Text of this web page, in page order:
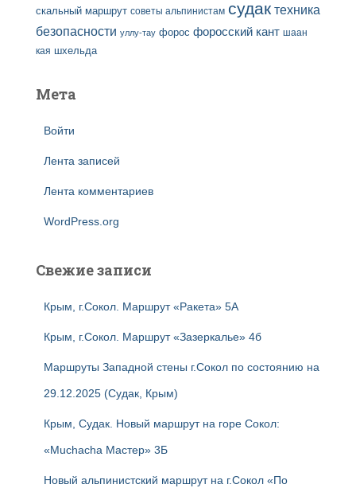
скальный маршрут советы альпинистам судак техника
безопасности уллу-тау форос форосский кант шаан
кая шхельда
Мета
Войти
Лента записей
Лента комментариев
WordPress.org
Свежие записи
Крым, г.Сокол. Маршрут «Ракета» 5А
Крым, г.Сокол. Маршрут «Зазеркалье» 4б
Маршруты Западной стены г.Сокол по состоянию на
29.12.2025 (Судак, Крым)
Крым, Судак. Новый маршрут на горе Сокол:
«Muchacha Мастер» 3Б
Новый альпинистский маршрут на г.Сокол «По